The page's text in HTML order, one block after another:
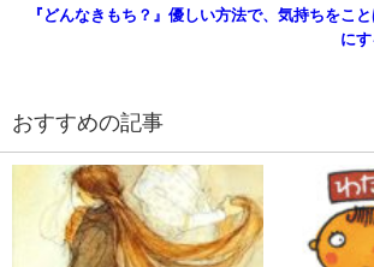
『どんなきもち？』優しい方法で、気持ちをこ
にす
おすすめの記事